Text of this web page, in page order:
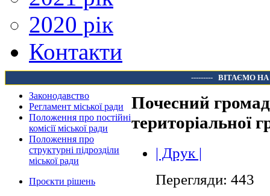
2020 рік
Контакти
--------- ВІТАЄМО
Законодавство
Регламент міської ради
Положення про постійні
комісії міської ради
Положення про
структурні підрозділи
міської ради
Проєкти рішень
Почесний
територіальної
| Друк |
Перегляди: 443